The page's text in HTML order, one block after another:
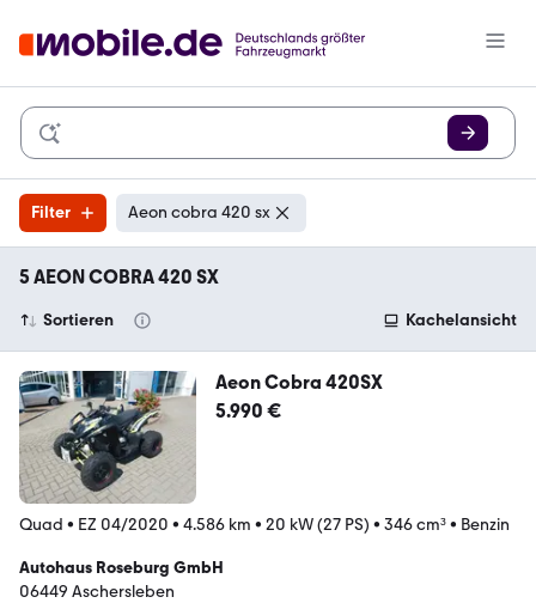
Filter Aeon cobra 420 sx
5 AEON COBRA 420 SX
Sortieren Kachelansicht
Aeon Cobra 420SX
5.990 €
Quad • EZ 04/2020 • 4.586 km • 20 kW (27 PS) • 346 cm³• Benzin
Autohaus Roseburg GmbH
06449 Aschersleben